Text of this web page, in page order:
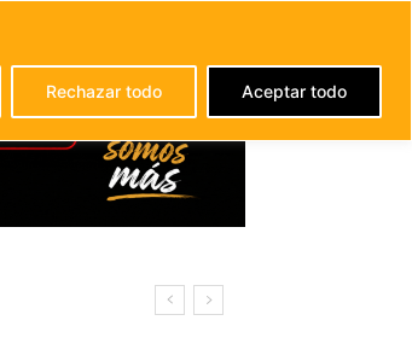
Rechazar todo Aceptar todo